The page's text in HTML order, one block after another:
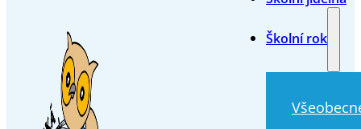
Školní rok